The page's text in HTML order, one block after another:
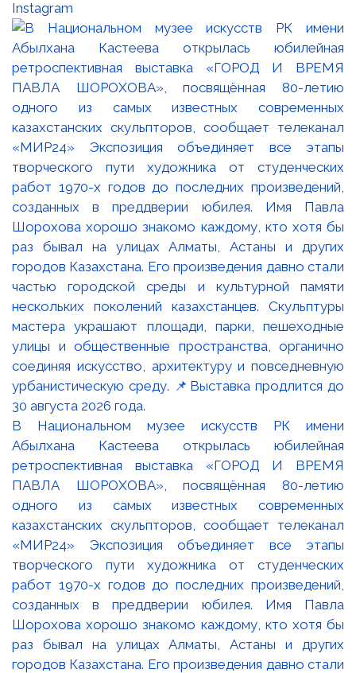
Instagram
В Национальном музее искусств РК имени
Абылхана Кастеева открылась юбилейная
ретроспективная выставка «ГОРОД И ВРЕМЯ
ПАВЛА ШОРОХОВА», посвящённая 80-летию
одного из самых известных современных
казахстанских скульпторов, сообщает телеканал
«МИР24» Экспозиция объединяет все этапы
творческого пути художника от студенческих
работ 1970-х годов до последних произведений,
созданных в преддверии юбилея. Имя Павла
Шорохова хорошо знакомо каждому, кто хотя бы
раз бывал на улицах Алматы, Астаны и других
городов Казахстана. Его произведения давно стали